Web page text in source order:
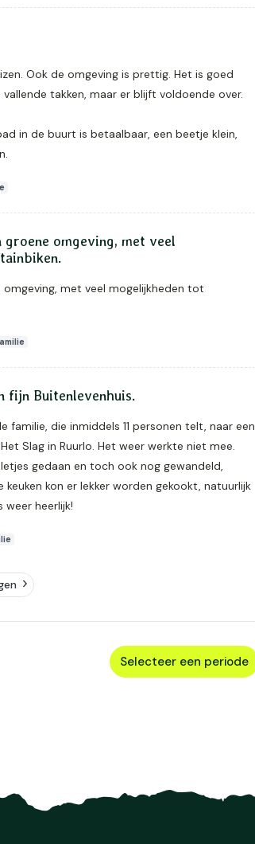
Ook de omgeving is prettig. Het is goed
takken, maar er blijft voldoende over.
in de buurt is betaalbaar, een beetje klein,
groene omgeving, met veel
met veel mogelijkheden tot
fijn Buitenlevenhuis.
familie, die inmiddels 11 personen telt, naar een
Slag in Ruurlo. Het weer werkte niet mee.
gedaan en toch ook nog gewandeld,
kon er lekker worden gekookt, natuurlijk
weer heerlijk!
Selecteer een periode